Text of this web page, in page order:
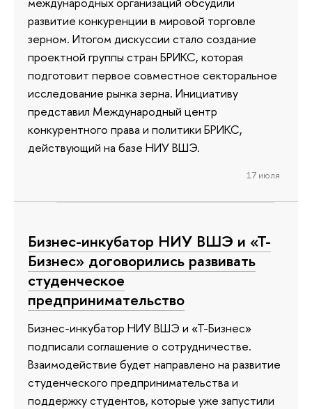
развитие конкуренции в мировой торговле
зерном. Итогом дискуссии стало создание
проектной группы стран БРИКС, которая
подготовит первое совместное секторальное
исследование рынка зерна. Инициативу
представил Международный центр
конкурентного права и политики БРИКС,
действующий на базе НИУ ВШЭ.
17 июля
Бизнес-инкубатор НИУ ВШЭ и «Т-
Бизнес» договорились развивать
студенческое
предпринимательство
Бизнес-инкубатор НИУ ВШЭ и «Т-Бизнес»
подписали соглашение о сотрудничестве.
Взаимодействие будет направлено на развитие
студенческого предпринимательства и
поддержку студентов, которые уже запустили